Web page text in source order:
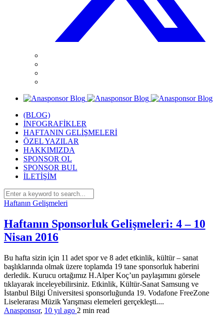
(BLOG)
İNFOGRAFİKLER
HAFTANIN GELİŞMELERİ
ÖZEL YAZILAR
HAKKIMIZDA
SPONSOR OL
SPONSOR BUL
İLETİŞİM
Haftanın Gelişmeleri
Haftanın Sponsorluk Gelişmeleri: 4 – 10
Nisan 2016
Bu hafta sizin için 11 adet spor ve 8 adet etkinlik, kültür – sanat
başlıklarında olmak üzere toplamda 19 tane sponsorluk haberini
derledik. Kurucu ortağımız H.Alper Koç’un paylaşımını görsele
tıklayarak inceleyebilirsiniz. Etkinlik, Kültür-Sanat Samsung ve
İstanbul Bilgi Üniversitesi sponsorluğunda 19. Vodafone FreeZone
Liselerarası Müzik Yarışması elemeleri gerçekleşti....
Anasponsor, 10 yıl ago 2 min read